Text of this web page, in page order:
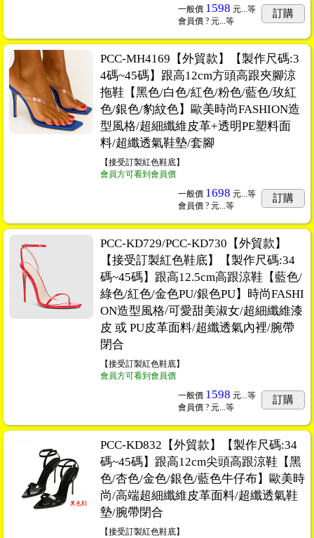
一般價 1598 元...等
會員價 ? 元...等
訂購
PCC-MH4169【外貿款】【製作尺碼:3
4碼~45碼】跟高12cm方頭高跟夾腳涼
拖鞋【黑色/白色/紅色/粉色/藍色/玫紅
色/銀色/豹紋色】歐美時尚FASHION造
型風格/超細纖維皮革+透明PE塑料面
料/超纖透氣鞋墊/套腳
【接受訂製紅色鞋底】
會員方可看到會員價
一般價 1698 元...等
會員價 ? 元...等
訂購
PCC-KD729/PCC-KD730【外貿款】
【接受訂製紅色鞋底】【製作尺碼:34
碼~45碼】跟高12.5cm高跟涼鞋【藍色/
綠色/紅色/金色PU/銀色PU】時尚FASHI
ON造型風格/可愛甜美淑女/超細纖維漆
皮 或 PU皮革面料/超纖透氣內裡/腕帶
閉合
【接受訂製紅色鞋底】
會員方可看到會員價
一般價 1598 元...等
會員價 ? 元...等
訂購
PCC-KD832【外貿款】【製作尺碼:34
碼~45碼】跟高12cm尖頭高跟涼鞋【黑
色/杏色/金色/銀色/藍色牛仔布】歐美時
尚/高端超細纖維皮革面料/超纖透氣鞋
墊/腕帶閉合
【接受訂製紅色鞋底】